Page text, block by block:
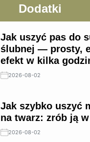
Dodatki
Jak uszyć pas do
ślubnej — prosty,
efekt w kilka
2026-08-02
Jak szybko uszyć
na twarz: zrób ją
2026-08-02